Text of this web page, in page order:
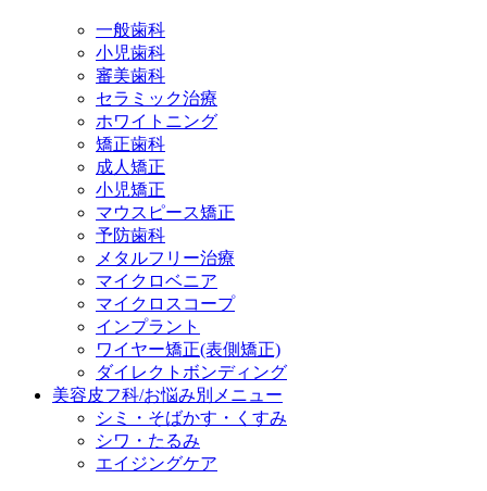
一般歯科
小児歯科
審美歯科
セラミック治療
ホワイトニング
矯正歯科
成人矯正
小児矯正
マウスピース矯正
予防歯科
メタルフリー治療
マイクロベニア
マイクロスコープ
インプラント
ワイヤー矯正(表側矯正)
ダイレクトボンディング
美容皮フ科/お悩み別メニュー
シミ・そばかす・くすみ
シワ・たるみ
エイジングケア